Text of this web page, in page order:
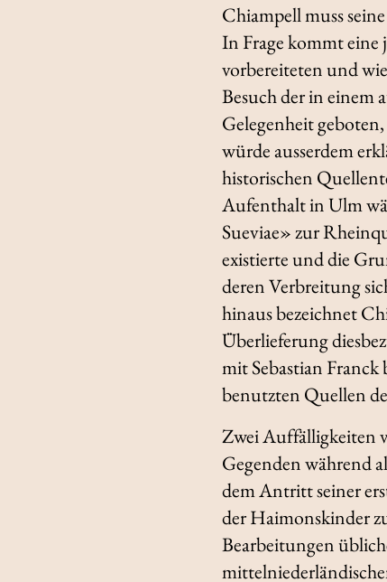
Chiampell muss
In Frage kommt eine
vorbereiteten und
Besuch der in einem
Gelegenheit
würde ausserdem
historischen
Aufenthalt in Ulm
Sueviae» zur
existierte und die
deren Verbreitung
hinaus bezeichnet
Überlieferung
mit Sebastian
benutzten Quellen
Zwei Auffälligkeiten
Gegenden während
dem Antritt seiner
der Haimonskinder
Bearbeitungen